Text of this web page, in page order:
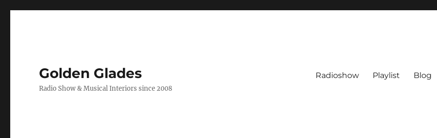
Golden Glades
Radio Show & Musical Interiors since 2008
Radioshow Playlist Blog